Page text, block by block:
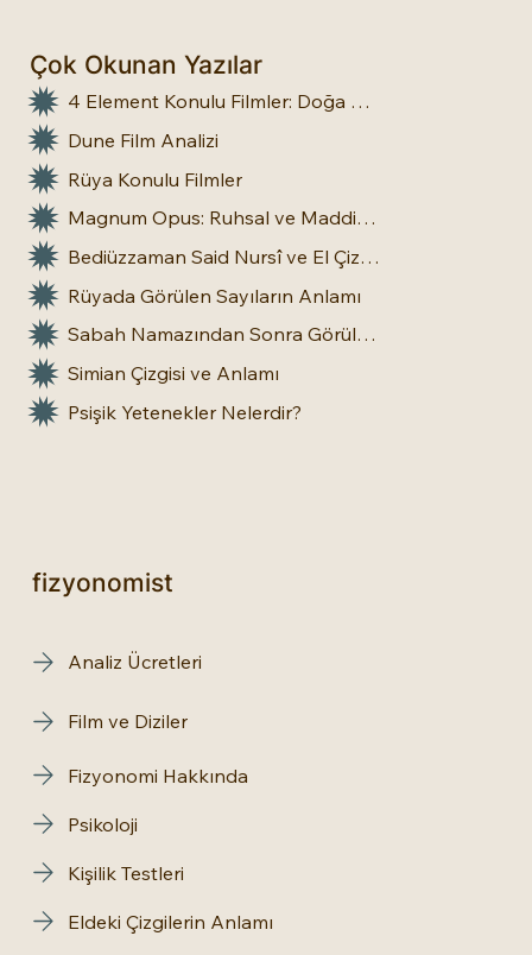
Çok Okunan Yazılar
4 Element Konulu Filmler: Doğa Üstü Güçler
Dune Film Analizi
Rüya Konulu Filmler
Magnum Opus: Ruhsal ve Maddi Dönüşümün Büyük Eseri
Bediüzzaman Said Nursî ve El Çizgileri: İnsan Doğasına Dair Bir Bakış
Rüyada Görülen Sayıların Anlamı
Sabah Namazından Sonra Görülen Rüya Gerçek Olur mu?
Simian Çizgisi ve Anlamı
Psişik Yetenekler Nelerdir?
fizyonomist
Analiz Ücretleri
Film ve Diziler
Fizyonomi Hakkında
Psikoloji
Kişilik Testleri
Eldeki Çizgilerin Anlamı